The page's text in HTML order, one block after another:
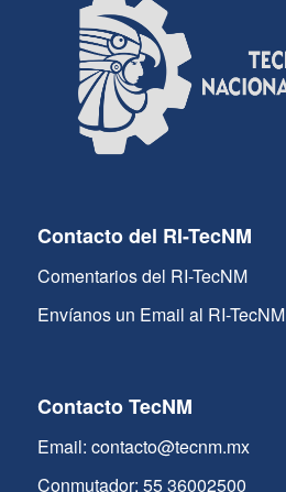
Contacto del RI-TecNM
Comentarios del RI-TecNM
Envíanos un Email al RI-TecNM
Contacto TecNM
Email: contacto@tecnm.mx
Conmutador: 55 36002500